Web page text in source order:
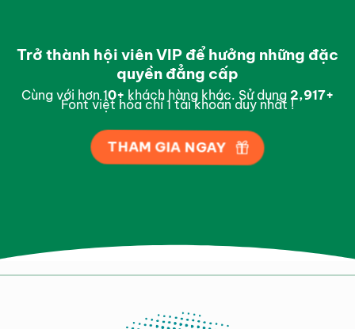
Trở thành hội viên VIP để hưởng những đặc
quyền đẳng cấp
Cùng với hơn 10+khách hàng khác. Sử dụng 2,993+
Font việt hóa chỉ 1 tài khoản duy nhất !
THAM GIA NGAY